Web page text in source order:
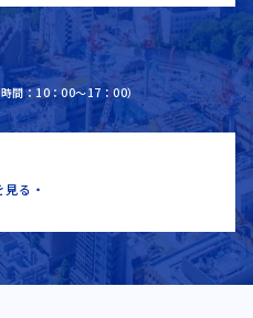
時間：10：00～17：00）
る・